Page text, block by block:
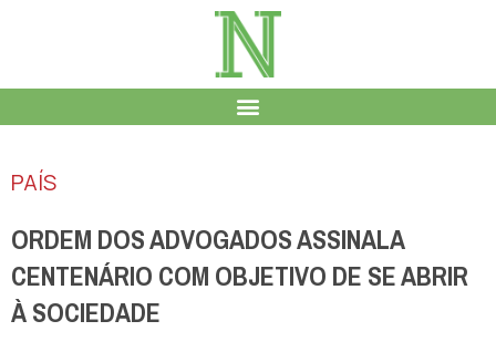
PAÍS
ORDEM DOS ADVOGADOS ASSINALA
CENTENÁRIO COM OBJETIVO DE SE ABRIR
À SOCIEDADE